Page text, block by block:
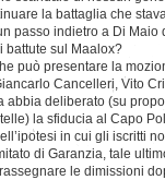
la battaglia che
passo indietro a Di
battute sul Maalox?
può presentare la
Cancelleri, Vito
abbia deliberato (su
la sfiducia al Capo
in cui gli iscritti
di Garanzia, tale
le dimissioni